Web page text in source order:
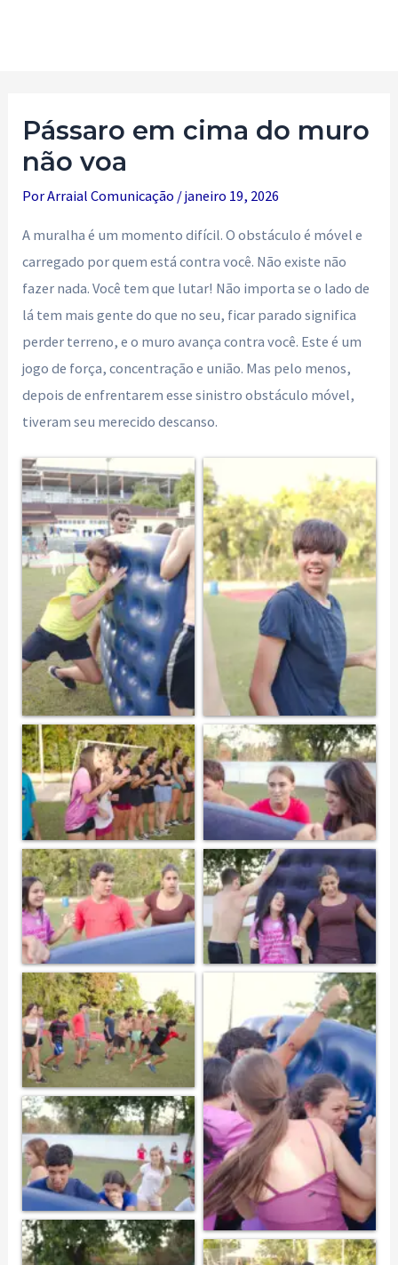
Pássaro em cima do muro
não voa
PorArraial Comunicação /janeiro 19, 2026
A muralha é um momento difícil. O obstáculo é móvel e
carregado por quem está contra você. Não existe não
fazer nada. Você tem que lutar! Não importa se o lado de
lá tem mais gente do que no seu, ficar parado significa
perder terreno, e o muro avança contra você. Este é um
jogo de força, concentração e união. Mas pelo menos,
depois de enfrentarem esse sinistro obstáculo móvel,
tiveram seu merecido descanso.